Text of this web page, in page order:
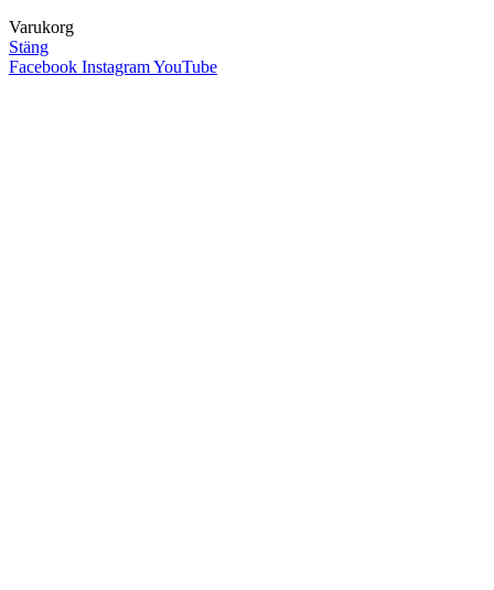
Varukorg
Stäng
Facebook InstagramYouTube